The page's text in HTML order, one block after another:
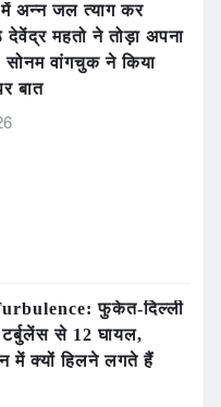
में अन्न जल त्याग कर
महतो ने तोड़ा अपना
वांगचुक ने किया
बात
फुकेत-दिल्ली
से 12 घायल,
में क्यों हिलने लगते हैं